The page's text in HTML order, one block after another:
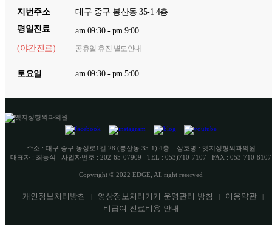
지번주소
대구 중구 봉산동 35-1 4층
평일진료
(야간진료)
am 09:30 - pm 9:00
공휴일 휴진 별도안내
토요일 am 09:30 - pm 5:00
주소 : 대구 중구 동성로1길 28 (봉산동 35-1) 4층 상호명 : 엣지성형외과의원
대표자 : 최동식ㅤ 사업자번호 : 202-65-07909ㅤ TEL : 053)710-7107ㅤ FAX : 053-710-8107
Copyright © 2022 EDGE, All right reserved
개인정보처리방침 영상정보처리기기 운영관리 방침 이용약관
비급여 진료비용 안내